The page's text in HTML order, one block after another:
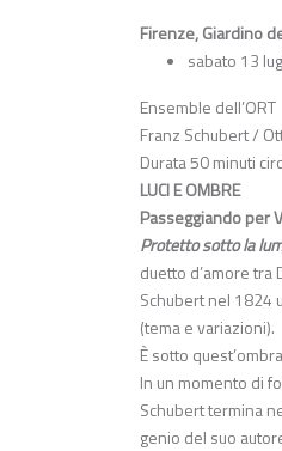
Firenze, Giardino
sabato 13
Ensemble dell’ORT
Franz Schubert/
Durata 50 minuti
LUCI E OMBRE
Passeggiando per
Protetto sotto la
duetto d’amore tra
Schubert nel 1824
(tema e variazioni).
È sotto
In un momento di
Schubert termina
genio del suo